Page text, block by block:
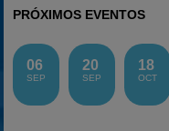
PRÓXIMOS EVENTOS
06
SEP
20
SEP
18
OCT